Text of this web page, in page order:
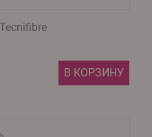
В КОРЗИНУ